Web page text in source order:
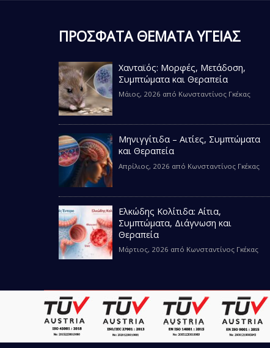
ΠΡΟΣΦΑΤΑ ΘΕΜΑΤΑ ΥΓΕΙΑΣ
Χανταϊός: Μορφές, Μετάδοση,
Συμπτώματα και Θεραπεία
Μάιος, 2026 από Κωνσταντίνος Γκέκας
Μηνιγγίτιδα – Αιτίες, Συμπτώματα
και Θεραπεία
Απρίλιος, 2026 από Κωνσταντίνος Γκέκας
Ελκώδης Κολίτιδα: Αίτια,
Συμπτώματα, Διάγνωση και
Θεραπεία
Μάρτιος, 2026 από Κωνσταντίνος Γκέκας